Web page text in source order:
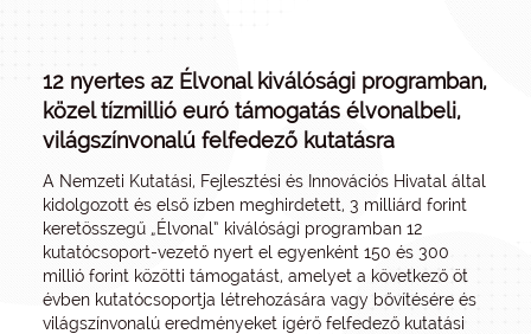
12 nyertes az Élvonal kiválósági programban,
közel tízmillió euró támogatás élvonalbeli,
világszínvonalú felfedező kutatásra
A Nemzeti Kutatási, Fejlesztési és Innovációs Hivatal által
kidolgozott és első ízben meghirdetett, 3 milliárd forint
keretösszegű „Élvonal” kiválósági programban 12
kutatócsoport-vezető nyert el egyenként 150 és 300
millió forint közötti támogatást, amelyet a következő öt
évben kutatócsoportja létrehozására vagy bővítésére és
világszínvonalú eredményeket ígérő felfedező kutatási